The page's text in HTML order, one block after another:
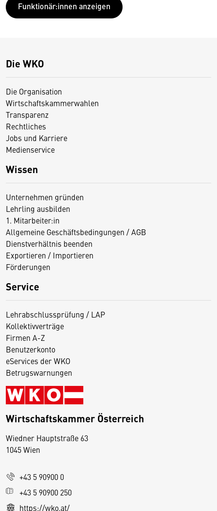
Funktionär:innen anzeigen
Die WKO
Die Organisation
Wirtschaftskammerwahlen
Transparenz
Rechtliches
Jobs und Karriere
Medienservice
Wissen
Unternehmen gründen
Lehrling ausbilden
1. Mitarbeiter:in
Allgemeine Geschäftsbedingungen / AGB
Dienstverhältnis beenden
Exportieren / Importieren
Förderungen
Service
Lehrabschlussprüfung / LAP
Kollektivverträge
Firmen A-Z
Benutzerkonto
eServices der WKO
Betrugswarnungen
Wirtschaftskammer Österreich
Wiedner Hauptstraße 63
1045 Wien
+43 5 90900 0
+43 5 90900 250
https://wko.at/
D
s
e
S